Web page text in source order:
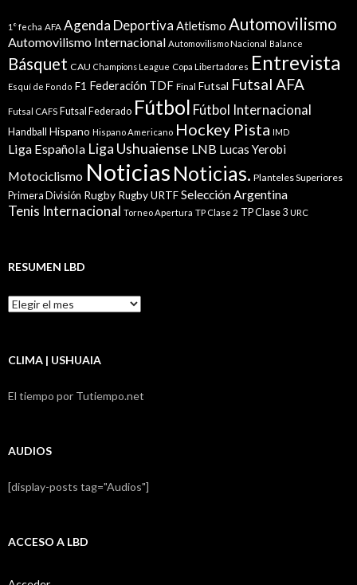
1° fecha AFA Agenda Deportiva Atletismo Automovilismo
Automovilismo Internacional Automovilismo Nacional Balance
Básquet CAU Champions League Copa Libertadores Entrevista
Esquí de Fondo F1 Federación TDF Final Futsal Futsal AFA
Futsal CAFS Futsal Federado Fútbol Fútbol Internacional
Handball Hispano Hispano Americano Hockey Pista IMD
Liga Española Liga Ushuaiense LNB Lucas Yerobi
Motociclismo Noticias Noticias. Planteles Superiores
Primera División Rugby Rugby URTFSelección Argentina
Tenis Internacional Torneo Apertura TP Clase 2 TP Clase 3 URC
RESUMEN LBD
Resumen
LBD
CLIMA | USHUAIA
El tiempo por Tutiempo.net
AUDIOS
[display-posts tag="Audios"]
ACCESO A LBD